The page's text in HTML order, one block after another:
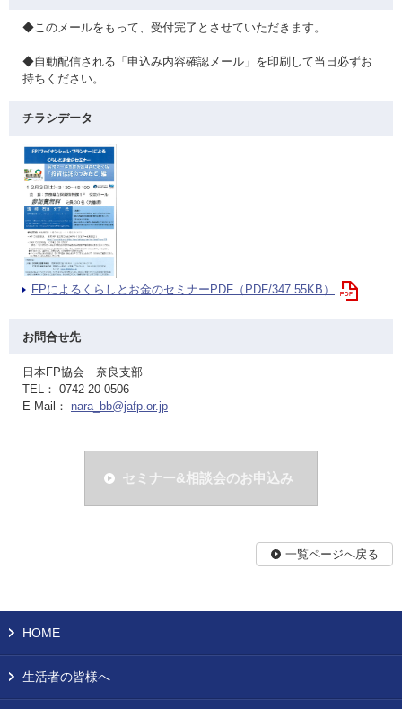
◆このメールをもって、受付完了とさせていただきます。
◆自動配信される「申込み内容確認メール」を印刷して当日必ずお
持ちください。
チラシデータ
FPによるくらしとお金のセミナーPDF（PDF/347.55KB）
お問合せ先
日本FP協会 奈良支部
TEL： 0742-20-0506
E-Mail： nara_bb@jafp.or.jp
セミナー&相談会のお申込み
一覧ページへ戻る
HOME
生活者の皆様へ